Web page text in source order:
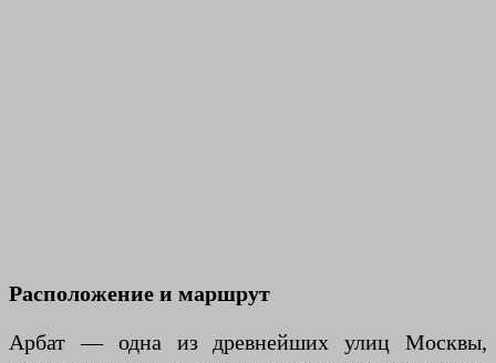
Расположение и маршрут
Арбат — одна из древнейших улиц Москвы,